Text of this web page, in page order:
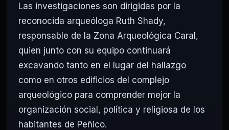
Las investigaciones son dirigidas por la
reconocida arqueóloga Ruth Shady,
responsable de la Zona Arqueológica Caral,
quien junto con su equipo continuará
excavando tanto en el lugar del hallazgo
como en otros edificios del complejo
arqueológico para comprender mejor la
organización social, política y religiosa de los
habitantes de Peñico.